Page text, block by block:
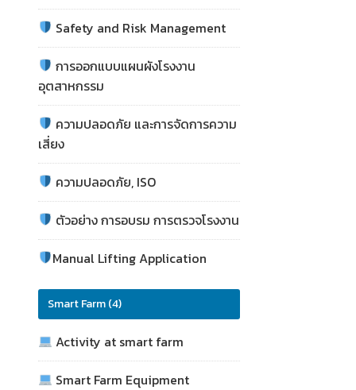
Safety and Risk Management
การออกแบบแผนผังโรงงาน
อุตสาหกรรม
ความปลอดภัย และการจัดการความ
เสี่ยง
ความปลอดภัย, ISO
ตัวอย่าง การอบรม การตรวจโรงงาน
Manual Lifting Application
Smart Farm (4)
Activity at smart farm
Smart Farm Equipment